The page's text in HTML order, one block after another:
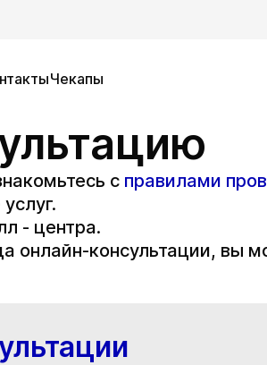
Чекапы
с правилами
- центра.
консультации, вы